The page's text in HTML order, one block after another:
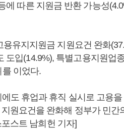
에 따른 지원금 반환 가능성
유지지원금 지원요건 완화
입(14.9%), 특별고용지원업
를 이었다.
도 휴업과 휴직 실시로 고용
원요건을 완화해 정부가 민간
스트 남희헌 기자]